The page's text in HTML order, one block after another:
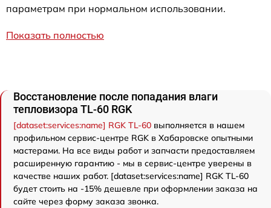
параметрам при нормальном использовании.
Показать полностью
Восстановление после попадания влаги
тепловизора TL-60 RGK
[dataset:services:name] RGK TL-60 выполняется в нашем
профильном сервис-центре RGK в Хабаровске опытными
мастерами. На все виды работ и запчасти предоставляем
расширенную гарантию - мы в сервис-центре уверены в
качестве наших работ. [dataset:services:name] RGK TL-60
будет стоить на -15% дешевле при оформлении заказа на
сайте через форму заказа звонка.